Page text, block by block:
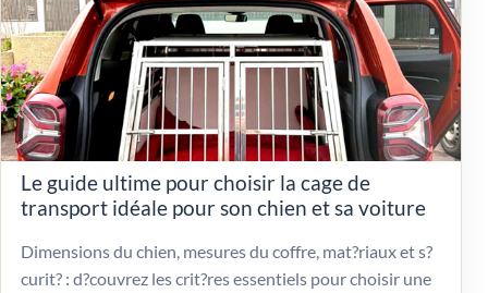
Le guide ultime pour choisir la cage de
transport idéale pour son chien et sa voiture
Dimensions du chien, mesures du coffre, mat?riaux et s?
curit? : d?couvrez les crit?res essentiels pour choisir une